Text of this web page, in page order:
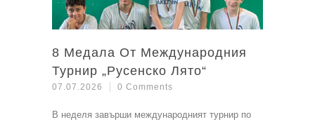
8 Медала От Международния
Турнир „Русенско Лято“
07.07.2026 0 Comments
В неделя завърши международният турнир по